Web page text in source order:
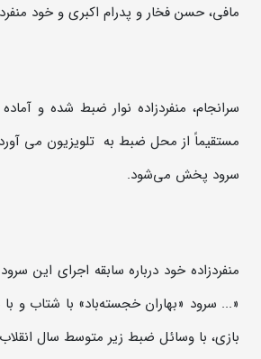
مافی، حسن فخار و پدرام اکبری و خود
سرانجام، منفردزاده نوار ضبط شده و
مستقیماً از محل ضبط به تلویزیون می
سرود پخش می‌شود.
منفردزاده خود درباره سابقه اجرای این
«... سرود «بهاران خجسته‌باد» با شتاب و
بازی، با وسائل ضبط زیر متوسط سال